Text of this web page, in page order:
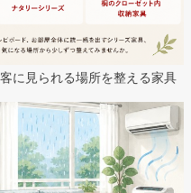
に見られる場所を整える家具